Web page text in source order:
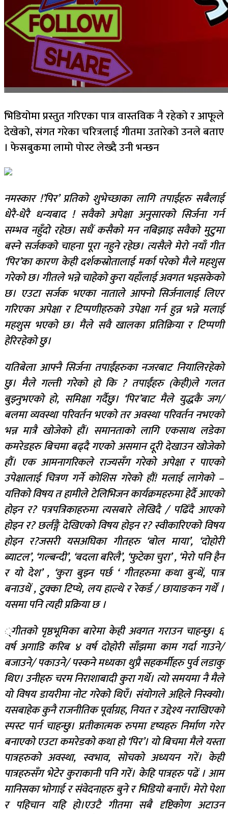
भिडियोमा प्रस्तुत गरिएका पात्र वास्तविक नै रहेको र आफूले
देखेको, संगत गरेका चरित्रलाई गीतमा उतारेको उनले बताए
। फेसबुकमा लामो पोस्ट लेख्दै उनी भन्छन
नमस्कार !’पिर’ प्रतिको शुभेच्छाका लागि तपाईंहरु सबैलाई
धेरै-धेरै धन्यबाद ! सवैको अपेक्षा अनुसारको सिर्जना गर्न
सम्भव नहुँदो रहेछ। सधैं कसैको मन नबिझाइ सवैको मुटुमा
बस्ने सर्जकको चाहना पूरा नहुने रहेछ। त्यसैले मेरो नयाँ गीत
‘पिर’का कारण केही दर्शकस्रोतालाई मर्का परेको मैले महशुस
गरेको छ। गीतले भन्ने चाहेको कुरा यहाँलाई अवगत भइसकेको
छ। एउटा सर्जक भएका नाताले आफ्नो सिर्जनालाई लिएर
गरिएका अपेक्षा र टिप्पणीहरुको उपेक्षा गर्न हुन्न भन्ने मलाई
महशुस भएको छ। मैले सवै खालका प्रतिक्रिया र टिप्पणी
हेरिरहेको छु।
यतिबेला आफ्नै सिर्जना तपाईंहरुका नजरबाट नियालिरहेको
छु। मैले गल्ती गरेको हो कि ? तपाईंहरु (केही)ले गलत
बुझ्नुभएको हो, समिक्षा गर्दैछु। ‘पिर’बाट मैले युद्धकै जग/
बलमा व्यवस्था परिवर्तन भएको तर अवस्था परिवर्तन नभएको
भन्न मात्रै खोजेको हौं। समानताको लागि एकसाथ लडेका
कमरेडहरु बिचमा बढ्दै गएको असमान दूरी देखाउन खोजेको
हौं। एक आमनागरिकले राज्यसँग गरेको अपेक्षा र पाएको
उपेक्षालाई चित्रण गर्ने कोशिस गरेको हौं! मलाई लागेको –
यत्तिको विषय त हामीले टेलिभिजन कार्यक्रमहरुमा हेर्दै आएको
होइन र? पत्रपत्रिकाहरुमा त्यसबारे लेखिदै / पढिँदै आएको
होइन र? छर्लङ्गै देखिएको विषय होइन र? स्वीकारिएको विषय
होइन र?जसरी यसअघिका गीतहरु ‘बोल माया’, ‘दोहोरी
ब्याटल’, ‘गल्बन्दी’, ‘बदला बरिलै’, ‘फुटेका चुरा’ , ‘मेरो पनि हैन
र यो देश’ , ‘कुरा बुझ्न पर्छ ‘ गीतहरुमा कथा बुन्थें, पात्र
बनाउथें , टुक्का टिप्थे, लय हाल्थे र रेकर्ड / छायाङकन गर्थें ।
यसमा पनि त्यही प्रक्रिया छ ।
्गीतको पृष्ठभूमिका बारेमा केही अवगत गराउन चाहन्छु। ६
वर्ष अगाडि करिब ४ वर्ष दोहोरी साँझमा काम गर्दा गाउने/
बजाउने/ पकाउने/ पस्कने मध्यका थुप्रै सहकर्मीहरु पुर्व लडाकु
थिए। उनीहरु चरम निराशाबादी कुरा गर्थे। त्यो समयमा नै मैले
यो विषय डायरीमा नोट गरेको थिएँ। संयोगले अहिले निस्क्यो।
यसबाहेक कुनै राजनीतिक पूर्वाग्रह, नियत र उद्देश्य नराखिएको
स्पस्ट पार्न चाहन्छु। प्रतीकात्मक रुपमा दृष्यहरु निर्माण गरेर
बनाएको एउटा कमरेडको कथा हो ‘पिर’। यो बिचमा मैले यस्ता
पात्रहरुको अवस्था, स्वभाव, सोचको अध्ययन गरें। केही
पात्रहरुसँग भेटेर कुराकानी पनि गरें। केहि पात्रहरु पढें । आम
मानिसका भोगाई र संवेदनाहरु बुने र भिडियो बनाएँ। मेरो पेशा
र पहिचान यहि हो।एउटै गीतमा सबै दृष्टिकोण अटाउन